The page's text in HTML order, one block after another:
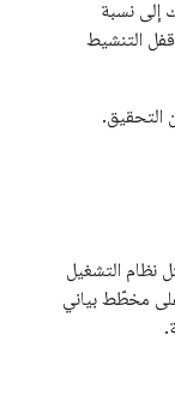
إلى نسبة
التنشيط
التحقيق.
نظام التشغيل
مخطّط بياني